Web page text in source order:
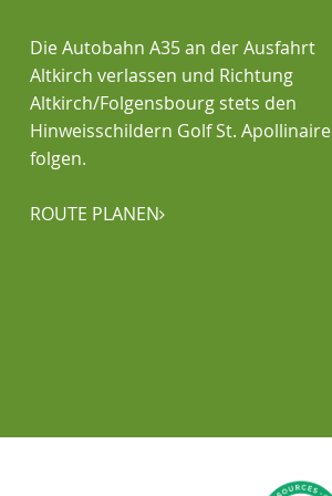
Die Autobahn A35 an der Ausfahrt
Altkirch verlassen und Richtung
Altkirch/Folgensbourg stets den
Hinweisschildern Golf St. Apollinaire
folgen.
ROUTE PLANEN